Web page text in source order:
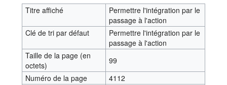
Titre affiché
Permettre l'intégration par le
passage à l'action
Clé de tri par défaut
Permettre l'intégration par le
passage à l'action
Taille de la page (en
octets)
99
Numéro de la page
4112